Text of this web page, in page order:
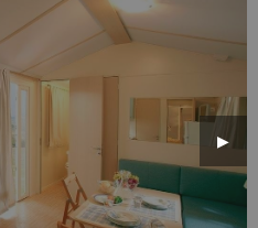
Next
Slide
▶︎